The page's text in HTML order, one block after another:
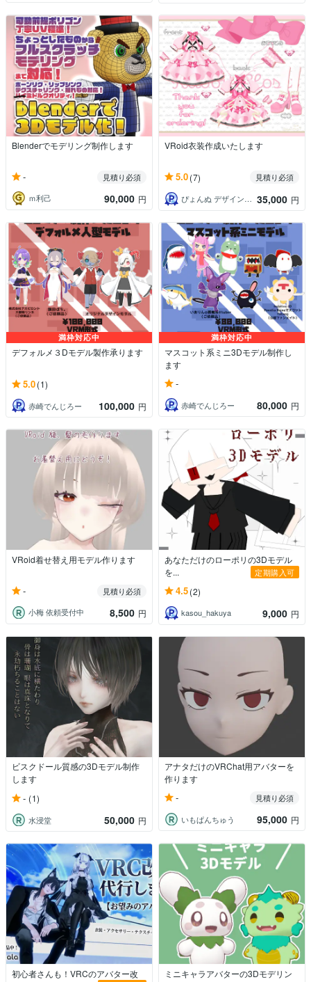
Blenderでモデリング制作します
-
見積り必須
ｍ利己
90,000 円
VRoid衣装作成いたします
5.0(7)
見積り必須
ぴょんぬ デザインのひと 35,000 円
満枠対応中
デフォルメ３Dモデル製作承ります
5.0(1)
赤崎でんじろー 100,000 円
満枠対応中
マスコット系ミニ3Dモデル制作し
ます
-
赤崎でんじろー 80,000 円
VRoid着せ替え用モデル作ります
-
見積り必須
小梅 依頼受付中
8,500 円
あなただけのローポリの3Dモデル
を...
定期購入可
4.5(2)
kasou_hakuya 9,000 円
ビスクドール質感の3Dモデル制作
します
- (1)
水浸堂 50,000 円
アナタだけのVRChat用アバターを
作ります
-
見積り必須
いもぱんちゅう
95,000 円
初心者さんも！VRCのアバター改
ミニキャラアバターの3Dモデリン